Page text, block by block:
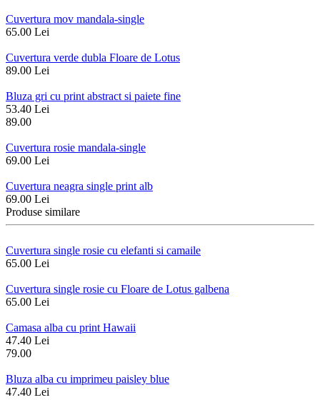
Cuvertura mov mandala-single
65.00 Lei
Cuvertura verde dubla Floare de Lotus
89.00 Lei
Bluza gri cu print abstract si paiete fine
53.40 Lei
89.00
Cuvertura rosie mandala-single
69.00 Lei
Cuvertura neagra single print alb
69.00 Lei
Produse similare
Cuvertura single rosie cu elefanti si camaile
65.00 Lei
Cuvertura single rosie cu Floare de Lotus galbena
65.00 Lei
Camasa alba cu print Hawaii
47.40 Lei
79.00
Bluza alba cu imprimeu paisley blue
47.40 Lei